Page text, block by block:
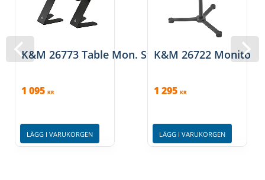
K&M 26773 Table Mon. Stand Bl.
1 095 KR
LÄGG I VARUKORGEN
K&M 26722 Monitor
1 295 KR
LÄGG I VARUKORGEN